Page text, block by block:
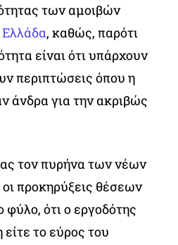
των αμοιβών
Ελλάδα, καθώς, παρότι
είναι ότι υπάρχουν
περιπτώσεις όπου η
άνδρα για την ακριβώς
τον πυρήνα των νέων
προκηρύξεις θέσεων
φύλο, ότι ο εργοδότης
το εύρος του